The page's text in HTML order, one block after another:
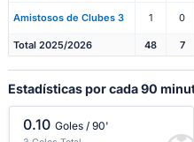
Amistosos de Clubes 3 1 0
Total 2025/2026 48 7
Estadísticas por cada 90
0.10 Goles / 90'